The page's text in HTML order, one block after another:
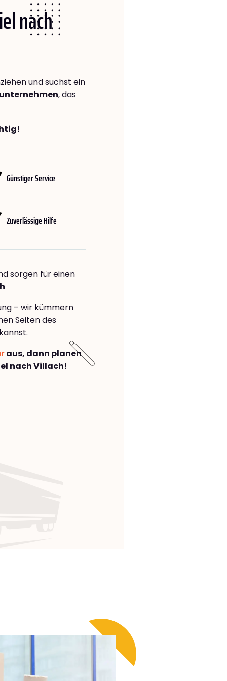
nach
und suchst ein
, das
Günstiger Service
Zuverlässige Hilfe
sorgen für einen
– wir kümmern
Seiten des
aus, dann planen
nach Villach!